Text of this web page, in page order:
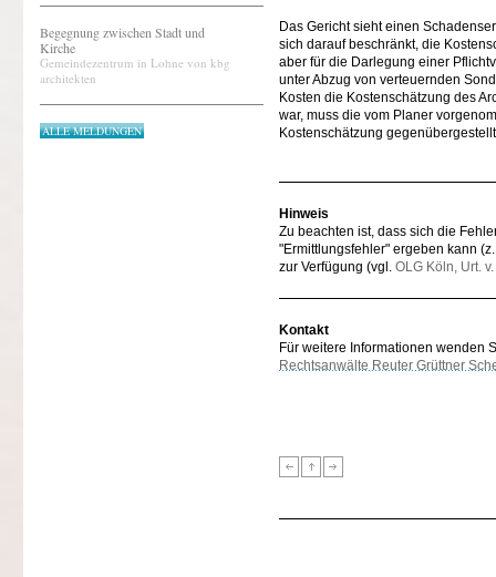
Begegnung zwischen Stadt und
Kirche
Gemeindezentrum in Lohne von kbg
architekten
ALLE MELDUNGEN
Das Gericht sieht einen
sich darauf beschränkt, die
aber für die Darlegung einer
unter Abzug von verteuernden
Kosten die Kostenschätzung des
war, muss die vom Planer
Kostenschätzung
Hinweis
Zu beachten ist, dass sich die
"Ermittlungsfehler" ergeben kann
zur Verfügung (vgl. OLG Köln, Urt.
Kontakt
Für weitere Informationen wenden
Rechtsanwälte Reuter Grüttner